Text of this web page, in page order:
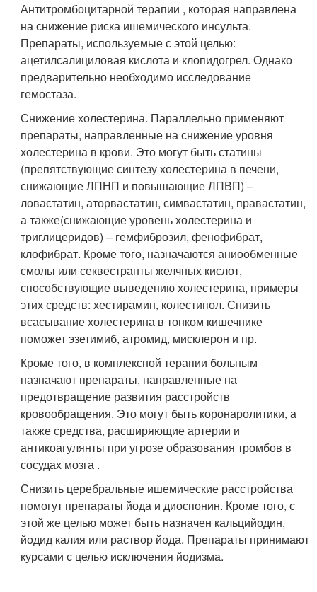
Антитромбоцитарной терапии , которая направлена
на снижение риска ишемического инсульта.
Препараты, используемые с этой целью:
ацетилсалициловая кислота и клопидогрел. Однако
предварительно необходимо исследование
гемостаза.
Снижение холестерина. Параллельно применяют
препараты, направленные на снижение уровня
холестерина в крови. Это могут быть статины
(препятствующие синтезу холестерина в печени,
снижающие ЛПНП и повышающие ЛПВП) –
ловастатин, аторвастатин, симвастатин, правастатин,
а также(снижающие уровень холестерина и
триглицеридов) – гемфиброзил, фенофибрат,
клофибрат. Кроме того, назначаются аниообменные
смолы или секвестранты желчных кислот,
способствующие выведению холестерина, примеры
этих средств: хестирамин, колестипол. Снизить
всасывание холестерина в тонком кишечнике
поможет эзетимиб, атромид, мисклерон и пр.
Кроме того, в комплексной терапии больным
назначают препараты, направленные на
предотвращение развития расстройств
кровообращения. Это могут быть коронаролитики, а
также средства, расширяющие артерии и
антикоагулянты при угрозе образования тромбов в
сосудах мозга .
Снизить церебральные ишемические расстройства
помогут препараты йода и диоспонин. Кроме того, с
этой же целью может быть назначен кальцийодин,
йодид калия или раствор йода. Препараты принимают
курсами с целью исключения йодизма.